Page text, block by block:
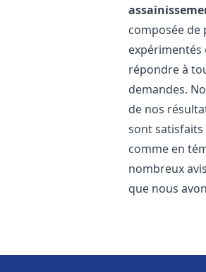
composée de
répondre à
demandes.
de nos
sont
comme en
nombreux
que nous